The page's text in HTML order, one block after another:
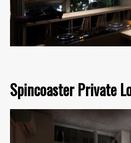
Spincoaster Private